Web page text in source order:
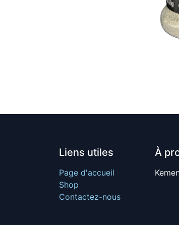
Liens utiles
Page d'accueil
Shop
Contactez-nous
À